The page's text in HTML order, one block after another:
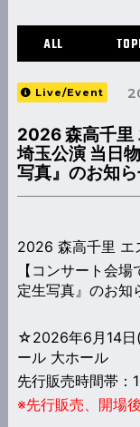
ALL
Live/Event
2026 森高千里
埼玉公演 当日
写真』のお知ら
2026 森高千里 エ
【コンサート会
定生写真』のお知
☆2026年6月14
ール 大ホール
先行販売時間帯：
※先行販売、開場